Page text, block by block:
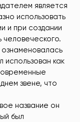
является
использовать
и при создании
использован как
звене, что
название он
был